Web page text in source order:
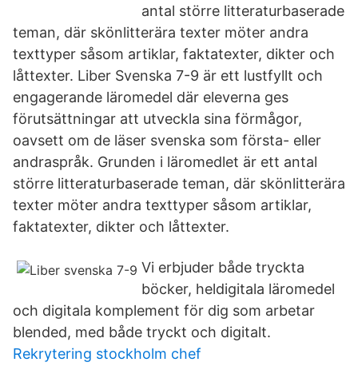
antal större litteraturbaserade
teman, där skönlitterära texter möter andra
texttyper såsom artiklar, faktatexter, dikter och
låttexter. Liber Svenska 7-9 är ett lustfyllt och
engagerande läromedel där eleverna ges
förutsättningar att utveckla sina förmågor,
oavsett om de läser svenska som första- eller
andraspråk. Grunden i läromedlet är ett antal
större litteraturbaserade teman, där skönlitterära
texter möter andra texttyper såsom artiklar,
faktatexter, dikter och låttexter.
Vi erbjuder både tryckta
böcker, heldigitala läromedel
och digitala komplement för dig som arbetar
blended, med både tryckt och digitalt.
Rekrytering stockholm chef